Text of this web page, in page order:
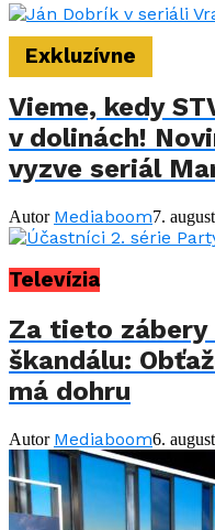
Exkluzívne
Vieme, kedy
v dolinách!
vyzve seriál
Autor Mediaboom7.
Televízia
Za tieto
škandálu:
má dohru
Autor Mediaboom6.